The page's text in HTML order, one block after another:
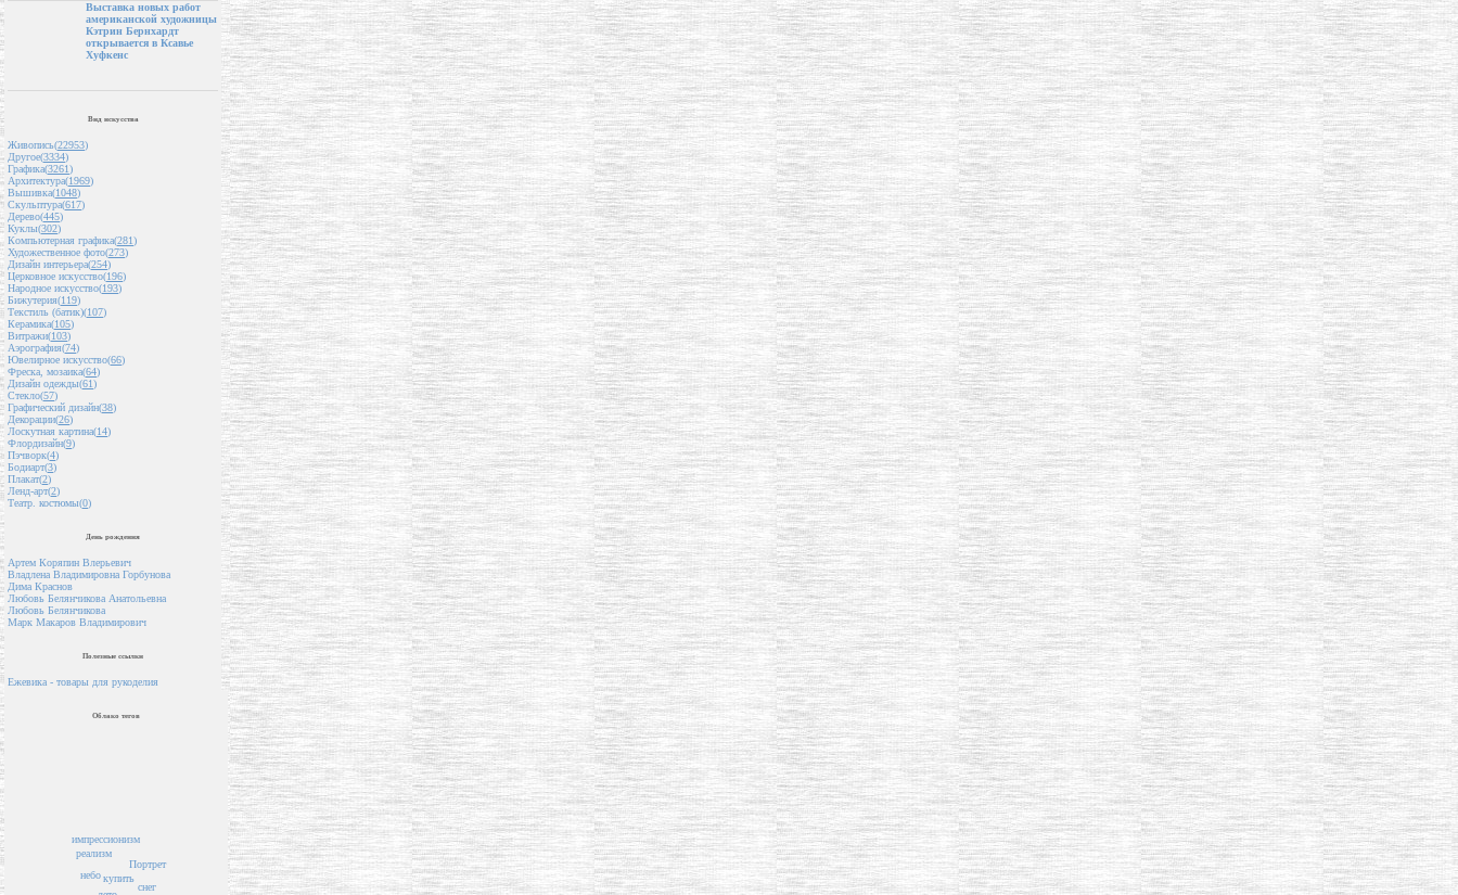
Выставка новых работ
американской художницы
Кэтрин Бернхардт
открывается в Ксавье
Хуфкенс
Вид искусства
Живопись(22953)
Другое(3334)
Графика(3261)
Архитектура(1969)
Вышивка(1048)
Скульптура(617)
Дерево(445)
Куклы(302)
Компьютерная графика(281)
Художественное фото(273)
Дизайн интерьера(254)
Церковное искусство(196)
Народное искусство(193)
Бижутерия(119)
Текстиль (батик)(107)
Керамика(105)
Витражи(103)
Аэрография(74)
Ювелирное искусство(66)
Фреска, мозаика(64)
Дизайн одежды(61)
Стекло(57)
Графический дизайн(38)
Декорации(26)
Лоскутная картина(14)
Флордизайн(9)
Пэчворк(4)
Бодиарт(3)
Плакат(2)
Ленд-арт(2)
Театр. костюмы(0)
День рождения
Артем Коряпин Влерьевич
Владлена Владимировна Горбунова
Дима Краснов
Любовь Белянчикова Анатольевна
Любовь Белянчикова
Марк Макаров Владимирович
Полезные ссылки
Ежевика - товары для рукоделия
Облако тегов
купить
снег
реализм
небо
импрессионизм
Портрет